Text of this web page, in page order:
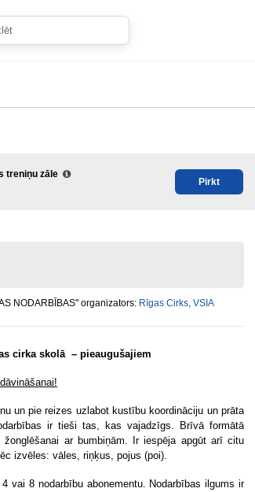
treniņu zāle
Pirkt
NODARBĪBAS" organizators: Rīgas Cirks, VSIA
cirka skolā – pieaugušajiem
un pie reizes uzlabot kustību koordināciju un prāta
ir tieši tas, kas vajadzīgs. Brīvā formātā
žonglēšanai ar bumbiņām. Ir iespēja apgūt arī citu
izvēles: vāles, riņķus, pojus (poi).
vai 8 nodarbību abonementu. Nodarbības ilgums ir